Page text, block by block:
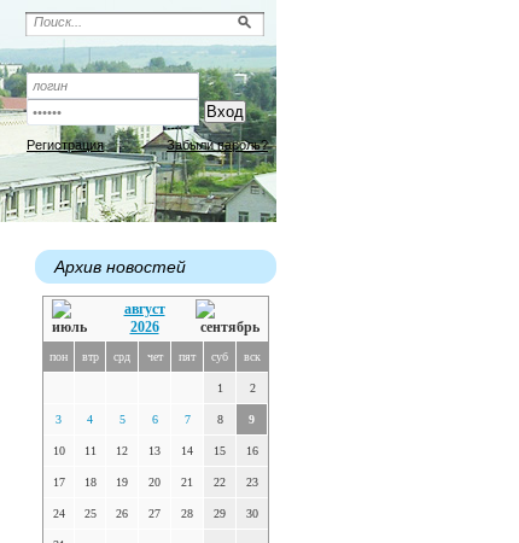
Регистрация Забыли пароль?
Архив новостей
август
2026
пон втр срд чет пят суб вск
1 2
3 4 5 6 7 8 9
10 11 12 13 14 15 16
17 18 19 20 21 22 23
24 25 26 27 28 29 30